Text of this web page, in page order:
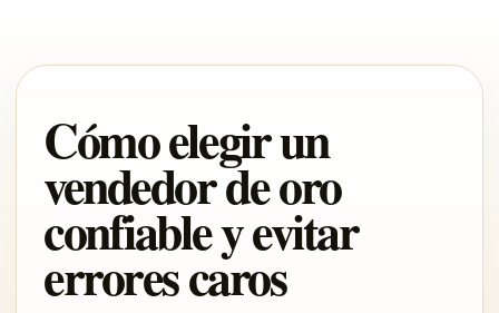
Cómo elegir un
vendedor de oro
confiable y evitar
errores caros